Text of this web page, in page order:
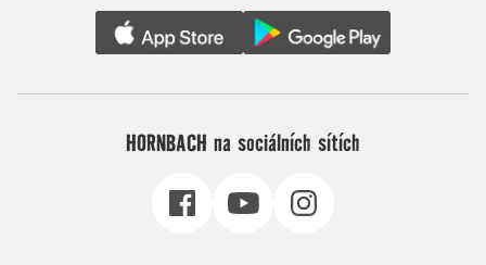
HORNBACH na sociálních sítích